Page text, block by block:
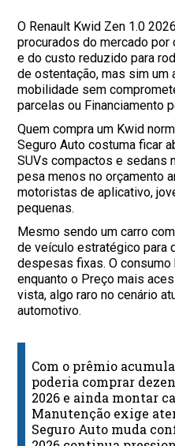
O Renault Kwid Zen 1.0
procurados do mercado
e do custo reduzido para
de ostentação, mas sim um
mobilidade sem
parcelas ou Financiamento
Quem compra um Kwid
Seguro Auto costuma ficar
SUVs compactos e sedans
pesa menos no orçamento
motoristas de aplicativo,
pequenas.
Mesmo sendo um carro
de veículo estratégico para
despesas fixas. O consumo
enquanto o Preço mais
vista, algo raro no cenário
automotivo.
Com o prêmio
poderia comprar
2026 e ainda montar
Manutenção exige
Seguro Auto muda